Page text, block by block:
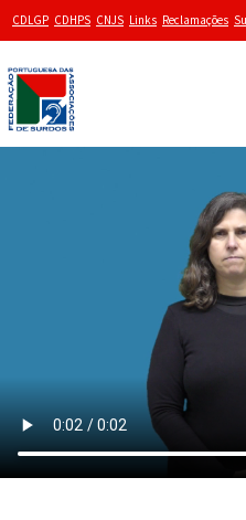
CDLGP CDHPS CNJS Links Reclamações